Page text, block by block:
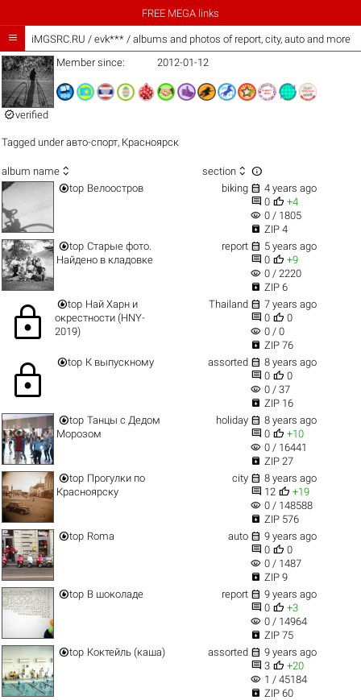
FREE MEGA links
 iMGSRC.RU / evk*** / albums and photos of report, city, auto and more
verified
Member since: 2012-01-12
Tagged underавто-спорт, Красноярск
album name  section  
top Велоостров biking  4 years ago
 0  +4
visibility 0 / 1805
 ZIP 4
top Старые фото.
Найдено в кладовке
report  5 years ago
 0  +9
visibility 0 / 2220
 ZIP 6
lock top Най Харн и
окрестности (HNY-
2019)
Thailand  7 years ago
 0  0
visibility 0 / 0
 ZIP 76
lock top К выпускному assorted  8 years ago
 0  0
visibility 0 / 37
 ZIP 16
top Танцы с Дедом
Морозом
holiday  8 years ago
 0  +10
visibility 0 / 16441
 ZIP 27
top Прогулки по
Красноярску
city  8 years ago
 12  +19
visibility 0 / 148588
 ZIP 576
top Roma auto  9 years ago
 0  0
visibility 0 / 1487
 ZIP 9
top В шоколаде report  9 years ago
 0  +3
visibility 0 / 14964
 ZIP 75
top Коктейль (каша) assorted  9 years ago
 3  +20
visibility 1 / 45184
 ZIP 60